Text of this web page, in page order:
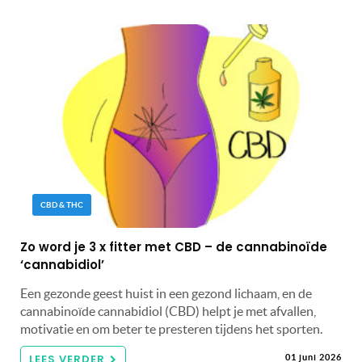
CBD & THC
Zo word je 3 x fitter met CBD – de cannabinoïde
‘cannabidiol’
Een gezonde geest huist in een gezond lichaam, en de
cannabinoïde cannabidiol (CBD) helpt je met afvallen,
motivatie en om beter te presteren tijdens het sporten.
LEES VERDER 01 juni 2026